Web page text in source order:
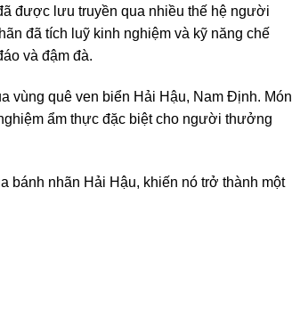
được lưu truyền qua nhiều thế hệ người
đã tích luỹ kinh nghiệm và kỹ năng chế
và đậm đà.
vùng quê ven biển Hải Hậu, Nam Định. Món
ẩm thực đặc biệt cho người thưởng
bánh nhãn Hải Hậu, khiến nó trở thành một